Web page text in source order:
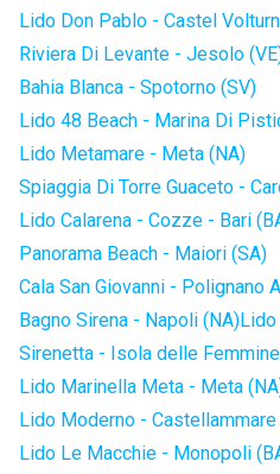
Lido Don Pablo - Castel
Riviera Di Levante - Jesolo
Bahia Blanca - Spotorno (SV)
Lido 48 Beach - Marina Di
Lido Metamare - Meta (NA)
Spiaggia Di Torre Guaceto -
Lido Calarena - Cozze - Bari
Panorama Beach - Maiori (SA)
Cala San Giovanni - Polignano
Bagno Sirena - Napoli (NA)
Sirenetta - Isola delle
Lido Marinella Meta - Meta
Lido Moderno -
Lido Le Macchie - Monopoli